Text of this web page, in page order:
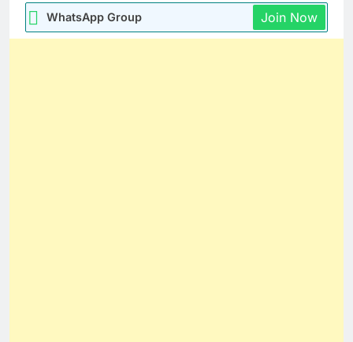
WhatsApp Group Join Now